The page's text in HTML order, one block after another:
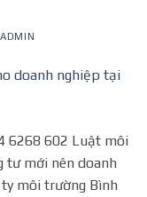
ADMIN
6268 602 Luật môi
tư mới nên doanh
môi trường Bình